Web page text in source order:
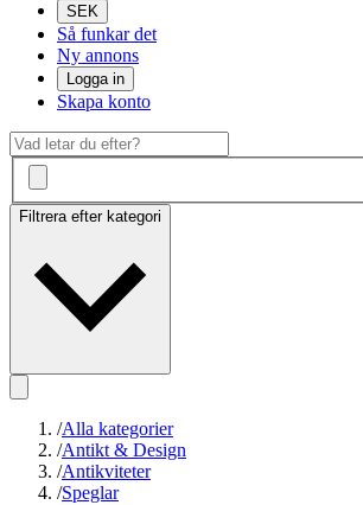
SEK
Så funkar det
Ny annons
Logga in
Skapa konto
Filtrera efter kategori
/Alla kategorier
/Antikt & Design
/Antikviteter
/Speglar